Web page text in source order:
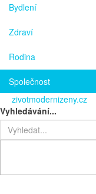
Bydlení
Zdraví
Rodina
Společnost
zivotmodernizeny.cz
Vyhledávání...